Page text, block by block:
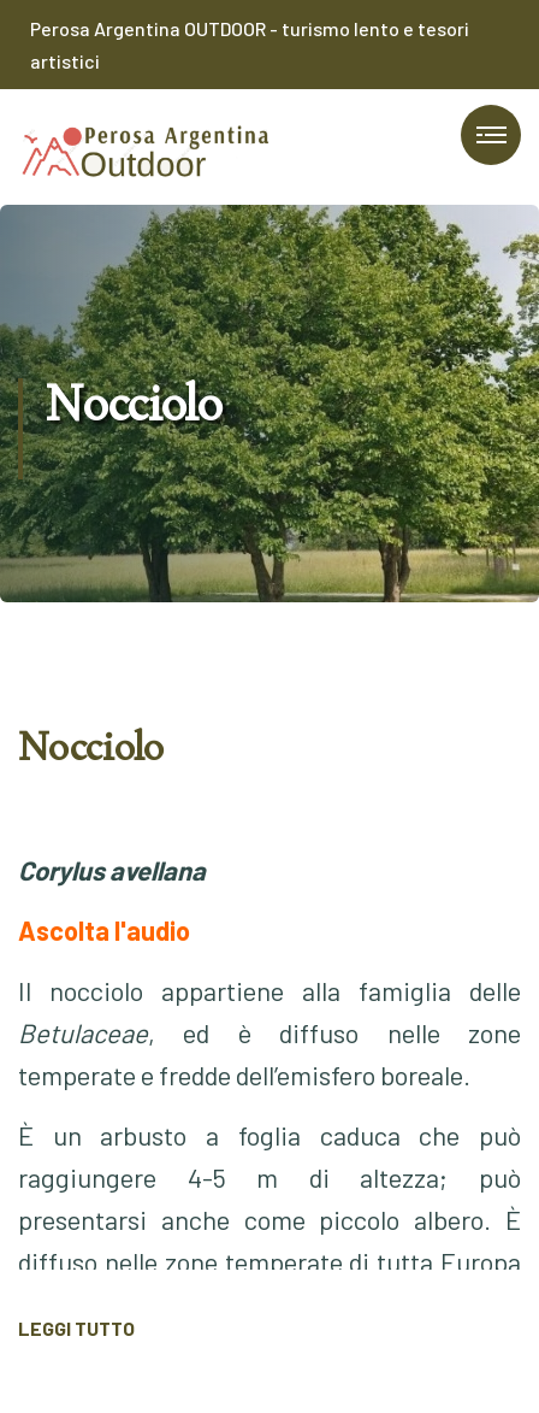
Perosa Argentina OUTDOOR - turismo lento e tesori
artistici
Nocciolo
Nocciolo
Corylus avellana
Ascolta l'audio
Il nocciolo appartiene alla famiglia delle
Betulaceae, ed è diffuso nelle zone
temperate e fredde dell’emisfero boreale.
È un arbusto a foglia caduca che può
raggiungere 4-5 m di altezza; può
presentarsi anche come piccolo albero. È
diffuso nelle zone temperate di tutta Europa
di latifoglie miste. In Italia vive fino a 1200 m
LEGGI TUTTO